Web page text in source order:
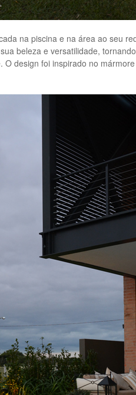
na piscina e na área ao seu
beleza e versatilidade,
O design foi inspirado no